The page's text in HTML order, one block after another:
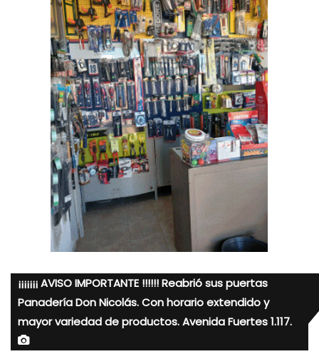
¡¡¡¡¡¡¡ AVISO IMPORTANTE !!!!!! Reabrió sus puertas
Panadería Don Nicolás. Con horario extendido y
mayor variedad de productos. Avenida Fuertes 1.117.